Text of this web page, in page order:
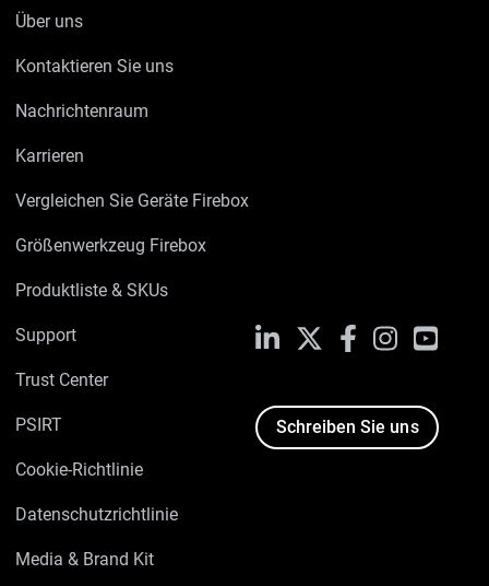
Über uns
Kontaktieren Sie uns
Nachrichtenraum
Karrieren
Vergleichen Sie Geräte Firebox
Größenwerkzeug Firebox
Produktliste & SKUs
Support
Trust Center
PSIRT
Cookie-Richtlinie
Datenschutzrichtlinie
Media & Brand Kit
LinkedIn FacebookInstagram
Schreiben Sie uns